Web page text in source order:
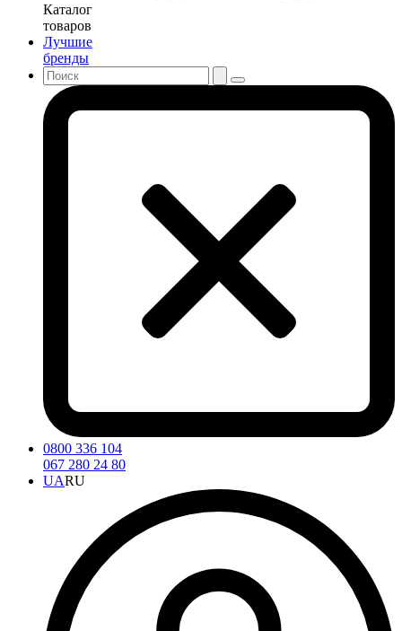
Каталог
товаров
Лучшие
бренды
0800 336 104
067 280 24 80
UARU